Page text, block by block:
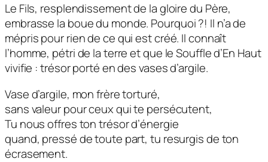
Le Fils, resplendissement de la gloire du Père,
embrasse la boue du monde. Pourquoi ?! Il n’a de
mépris pour rien de ce qui est créé. Il connaît
l’homme, pétri de la terre et que le Souffle d’En Haut
vivifie : trésor porté en des vases d’argile.
Vase d’argile, mon frère torturé,
sans valeur pour ceux qui te persécutent,
Tu nous offres ton trésor d’énergie
quand, pressé de toute part, tu resurgis de ton
écrasement.